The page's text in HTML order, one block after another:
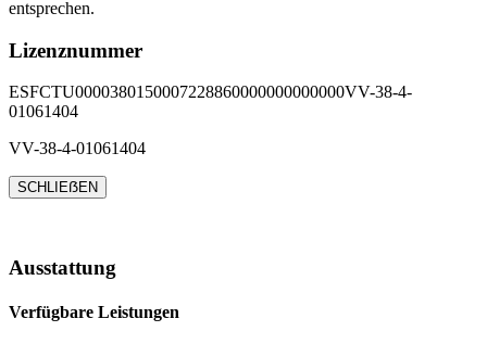
entsprechen.
Lizenznummer
ESFCTU0000380150007228860000000000000VV-38-4-
01061404
VV-38-4-01061404
SCHLIEẞEN
Ausstattung
Verfügbare Leistungen